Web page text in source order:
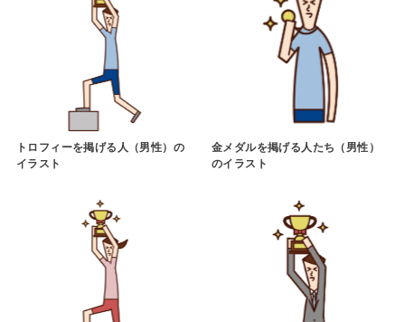
トロフィーを掲げる人（男性）の
イラスト
金メダルを掲げる人たち（男性）
のイラスト